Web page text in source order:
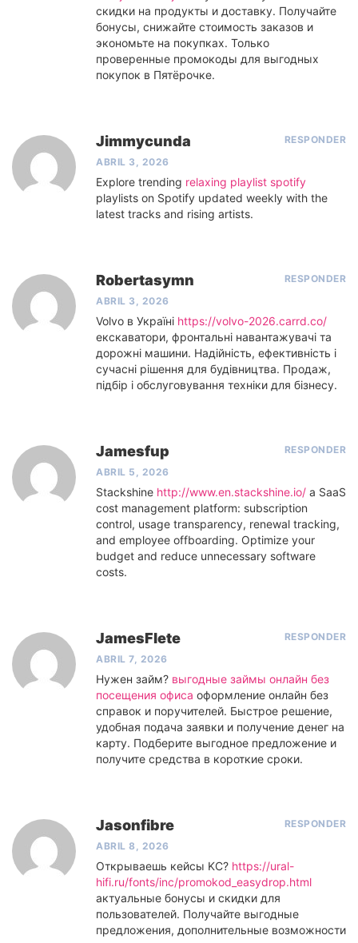
скидки на продукты и доставку. Получайте
бонусы, снижайте стоимость заказов и
экономьте на покупках. Только
проверенные промокоды для выгодных
покупок в Пятёрочке.
Jimmycunda
ABRIL 3, 2026
RESPONDER
Explore trending relaxing playlist spotify
playlists on Spotify updated weekly with the
latest tracks and rising artists.
Robertasymn
ABRIL 3, 2026
RESPONDER
Volvo в Україні https://volvo-2026.carrd.co/
екскаватори, фронтальні навантажувачі та
дорожні машини. Надійність, ефективність і
сучасні рішення для будівництва. Продаж,
підбір і обслуговування техніки для бізнесу.
Jamesfup
ABRIL 5, 2026
RESPONDER
Stackshine http://www.en.stackshine.io/ a SaaS
cost management platform: subscription
control, usage transparency, renewal tracking,
and employee offboarding. Optimize your
budget and reduce unnecessary software
costs.
JamesFlete
ABRIL 7, 2026
RESPONDER
Нужен займ? выгодные займы онлайн без
посещения офиса оформление онлайн без
справок и поручителей. Быстрое решение,
удобная подача заявки и получение денег на
карту. Подберите выгодное предложение и
получите средства в короткие сроки.
Jasonfibre
ABRIL 8, 2026
RESPONDER
Открываешь кейсы KC? https://ural-
hifi.ru/fonts/inc/promokod_easydrop.html
актуальные бонусы и скидки для
пользователей. Получайте выгодные
предложения, дополнительные возможности